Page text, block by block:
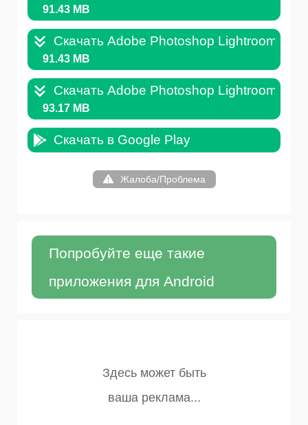
91.43 MB
Скачать Adobe Photoshop Lightroom CC
91.43 MB
Скачать Adobe Photoshop Lightroom CC
93.17 MB
Скачать в Google Play
Жалоба/Проблема
Попробуйте еще такие
приложения для Android